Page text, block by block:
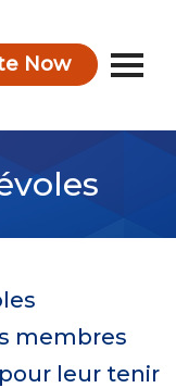
Now
membres
leur tenir